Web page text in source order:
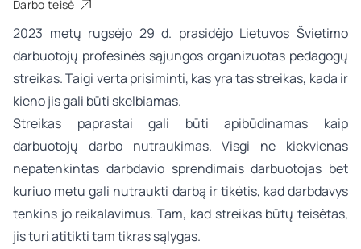
Darbo teisė
2023 metų rugsėjo 29 d. prasidėjo Lietuvos Švietimo
darbuotojų profesinės sąjungos organizuotas pedagogų
streikas. Taigi verta prisiminti, kas yra tas streikas, kada ir
kieno jis gali būti skelbiamas.
Streikas paprastai gali būti apibūdinamas kaip
darbuotojų darbo nutraukimas. Visgi ne kiekvienas
nepatenkintas darbdavio sprendimais darbuotojas bet
kuriuo metu gali nutraukti darbą ir tikėtis, kad darbdavys
tenkins jo reikalavimus. Tam, kad streikas būtų teisėtas,
jis turi atitikti tam tikras sąlygas.